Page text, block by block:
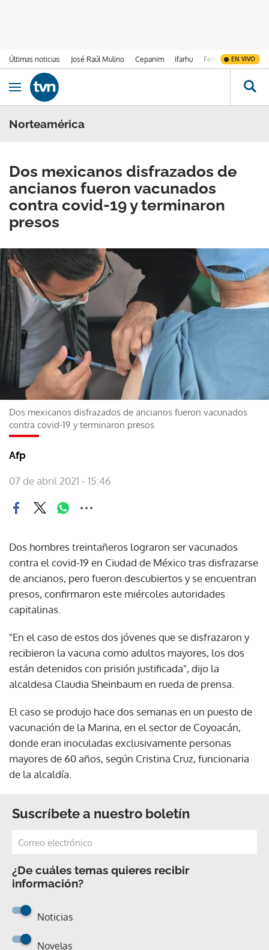
Últimas noticias José Raúl Mulino Cepanim Ifarhu Fenómeno de El
EN VIVO
Ir al contenido
Obrir navegació
Norteamérica
Dos mexicanos disfrazados de
ancianos fueron vacunados
contra covid-19 y terminaron
presos
Dos mexicanos disfrazados de ancianos fueron vacunados
contra covid-19 y terminaron presos
Afp
07 de abril 2021 - 15:46
Dos hombres treintañeros lograron ser vacunados
contra el covid-19 en Ciudad de México tras disfrazarse
de ancianos, pero fueron descubiertos y se encuentran
presos, confirmaron este miércoles autoridades
capitalinas.
"En el caso de estos dos jóvenes que se disfrazaron y
recibieron la vacuna como adultos mayores, los dos
están detenidos con prisión justificada", dijo la
alcaldesa Claudia Sheinbaum en rueda de prensa.
El caso se produjo hace dos semanas en un puesto de
vacunación de la Marina, en el sector de Coyoacán,
donde eran inoculadas exclusivamente personas
mayores de 60 años, según Cristina Cruz, funcionaria
de la alcaldía.
Suscríbete a nuestro boletín
¿De cuáles temas quieres recibir
información?
Noticias
Novelas